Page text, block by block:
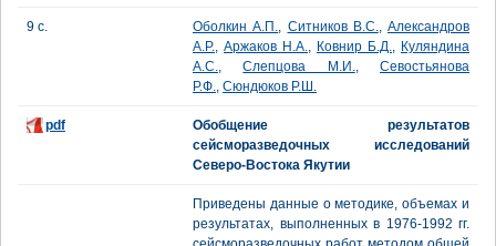
9 с. Оболкин А.П., Ситников В.С., Александров
А.Р., Аржаков Н.А., Ковнир Б.Д., Куляндина
А.С.,Слепцова М.И.,Севостьянова
Р.Ф., Сюндюков Р.Ш.
pdf
Обобщение результатов
сейсморазведочных исследований
Северо-Востока Якутии
Приведены данные о методике, объемах и
результатах, выполненных в 1976-1992 гг.